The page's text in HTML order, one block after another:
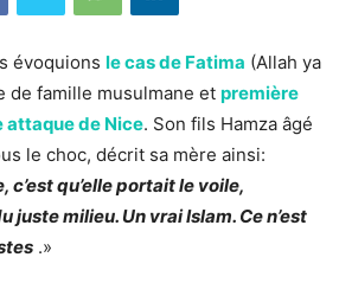
évoquions le cas de Fatima (Allah ya
de famille musulmane et première
de Nice. Son fils Hamza âgé
le choc, décrit sa mère ainsi:
c’est qu’elle portait le voile,
juste milieu. Un vrai Islam. Ce n’est
.»